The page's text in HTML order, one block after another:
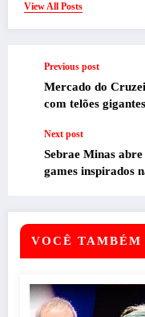
View All Posts
Previous post
Mercado do
com telões
Next post
Sebrae Minas
games inspirados
VOCÊ TAMBÉM